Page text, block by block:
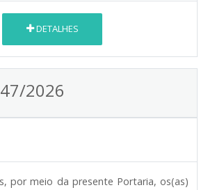
DETALHES
2026
por meio da presente Portaria, os(as)